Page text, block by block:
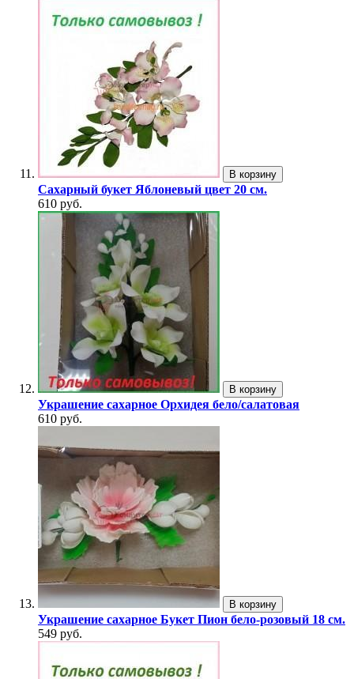
В корзину
Сахарный букет Яблоневый цвет 20 см.
610 руб.
В корзину
Украшение сахарное Орхидея бело/салатовая
610 руб.
В корзину
Украшение сахарное Букет Пион бело-розовый 18 см.
549 руб.